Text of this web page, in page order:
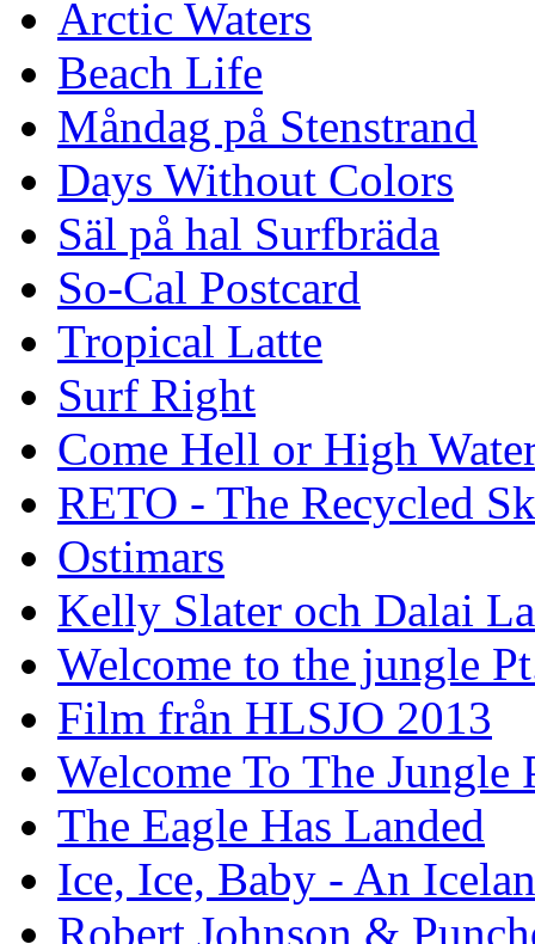
Arctic Waters
Beach Life
Måndag på Stenstrand
Days Without Colors
Säl på hal Surfbräda
So-Cal Postcard
Tropical Latte
Surf Right
Come Hell or High
RETO - The Recycled
Ostimars
Kelly Slater och Dalai
Welcome to the jungle
Film från HLSJO 2013
Welcome To The Jungle
The Eagle Has Landed
Ice, Ice, Baby - An
Robert Johnson &